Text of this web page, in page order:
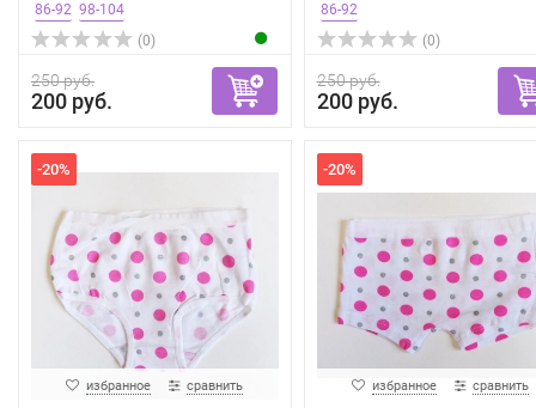
86-92 98-104
(0)
250 руб.
200 руб.
86-92
(0)
250 руб.
200 руб.
-20%
избранное сравнить
-20%
избранное сравнить